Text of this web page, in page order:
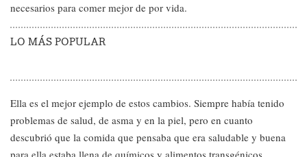
necesarios para comer mejor de por vida.
LO MÁS POPULAR
Ella es el mejor ejemplo de estos cambios. Siempre había tenido
problemas de salud, de asma y en la piel, pero en cuanto
descubrió que la comida que pensaba que era saludable y buena
para ella estaba llena de químicos y alimentos transgénicos,